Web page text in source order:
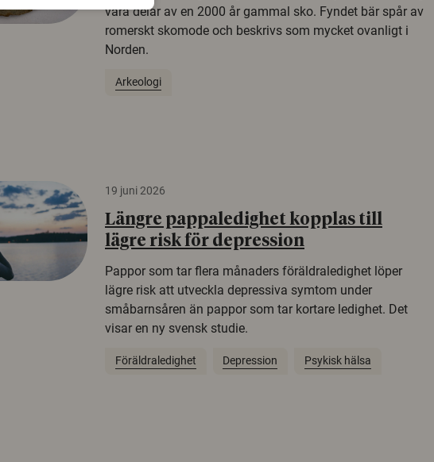
vara delar av en 2000 år gammal sko. Fyndet bär spår av
romerskt skomode och beskrivs som mycket ovanligt i
Norden.
Arkeologi
19 juni 2026
Längre pappaledighet kopplas till
lägre risk för depression
Pappor som tar flera månaders föräldraledighet löper
lägre risk att utveckla depressiva symtom under
småbarnsåren än pappor som tar kortare ledighet. Det
visar en ny svensk studie.
Föräldraledighet Depression Psykisk hälsa